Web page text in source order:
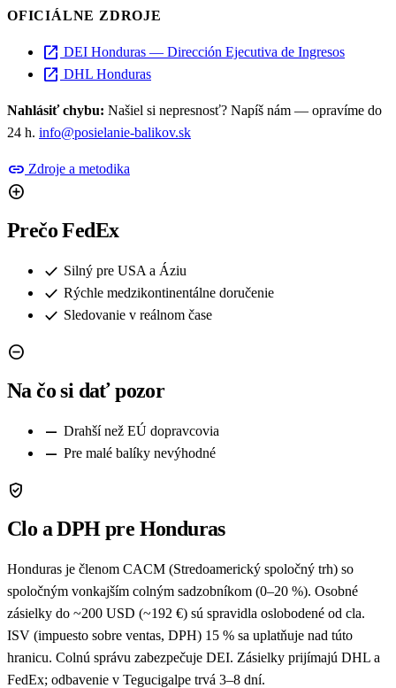
OFICIÁLNE ZDROJE
open_in_new DEI Honduras — Dirección Ejecutiva de Ingresos
open_in_new DHL Honduras
Nahlásiť chybu: Našiel si nepresnosť? Napíš nám — opravíme do
24 h. info@posielanie-balikov.sk
link Zdroje a metodika
add_circle
Prečo FedEx
check Silný pre USA a Áziu
check Rýchle medzikontinentálne doručenie
check Sledovanie v reálnom čase
remove_circle
Na čo si dať pozor
remove Drahší než EÚ dopravcovia
remove Pre malé balíky nevýhodné
verified_user
Clo a DPH pre Honduras
Honduras je členom CACM (Stredoamerický spoločný trh) so
spoločným vonkajším colným sadzobníkom (0–20 %). Osobné
zásielky do ~200 USD (~192 €) sú spravidla oslobodené od cla.
ISV (impuesto sobre ventas, DPH) 15 % sa uplatňuje nad túto
hranicu. Colnú správu zabezpečuje DEI. Zásielky prijímajú DHL a
FedEx; odbavenie v Tegucigalpe trvá 3–8 dní.